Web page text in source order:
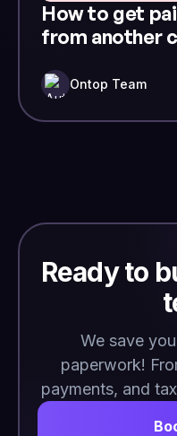
How to get
from another
Ontop Team
Ready to
We save
paperwork!
payments, and